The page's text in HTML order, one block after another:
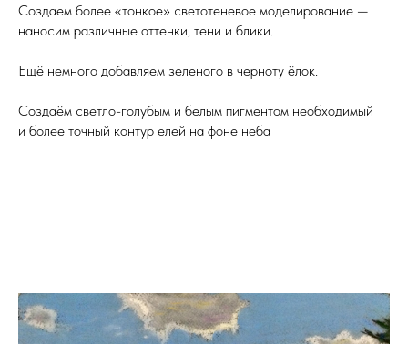
Создаем более «тонкое» светотеневое моделирование —
наносим различные оттенки, тени и блики.
Ещё немного добавляем зеленого в черноту ёлок.
Создаём светло-голубым и белым пигментом необходимый
и более точный контур елей на фоне неба